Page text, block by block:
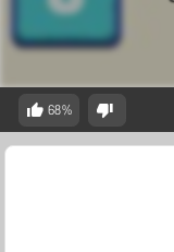
68%